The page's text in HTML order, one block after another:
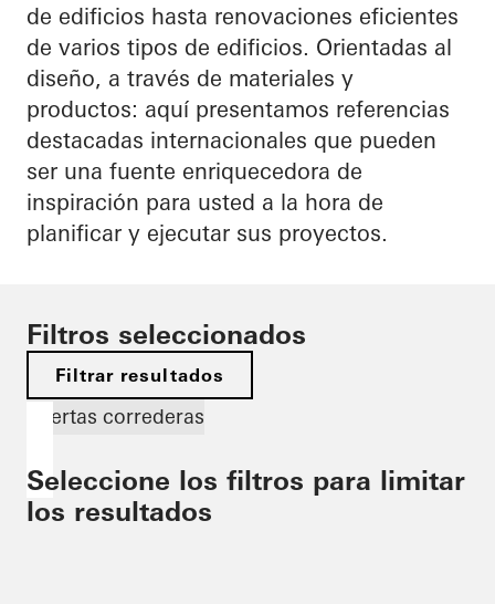
de edificios hasta renovaciones eficientes
de varios tipos de edificios. Orientadas al
diseño, a través de materiales y
productos: aquí presentamos referencias
destacadas internacionales que pueden
ser una fuente enriquecedora de
inspiración para usted a la hora de
planificar y ejecutar sus proyectos.
Filtros seleccionados
Filtrar resultados
Puertas correderas
Seleccione los filtros para limitar
los resultados